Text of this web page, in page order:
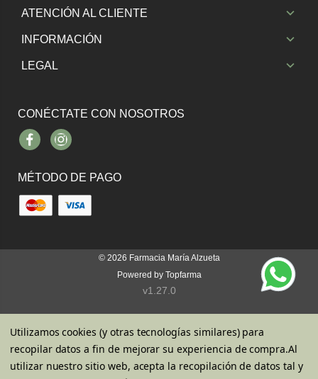
ATENCIÓN AL CLIENTE
INFORMACIÓN
LEGAL
CONÉCTATE CON NOSOTROS
FacebookInstagram
MÉTODO DE PAGO
© 2026 Farmacia María Alzueta
Powered by Topfarma
v1.27.0
Utilizamos cookies (y otras tecnologías similares) para
recopilar datos a fin de mejorar su experiencia de compra.Al
utilizar nuestro sitio web, acepta la recopilación de datos tal y